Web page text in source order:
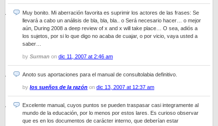
Muy bonito. Mi aberración favorita es suprimir los actores de las frases: Se
llevará a cabo un análisis de bla, bla, bla.. o Será necesario hacer… o mejor
aún, During 2008 a deep review of x and x will take place… O sea, adiós a
los sujetos, por si lo que digo no acaba de cuajar, o por vicio, vaya usted a
saber…
by Surman on dic 11, 2007 at 2:46 am
Anoto sus aportaciones para el manual de consultolabia definitivo.
by los sueños de la razón on dic 13, 2007 at 12:37 am
Excelente manual, cuyos puntos se pueden traspasar casi integramente al
mundo de la educación, por lo menos por estos lares. Es curioso observar
que es en los documentos de carácter interno, que deberían estar